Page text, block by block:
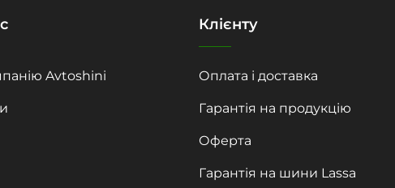
Avtoshini
Клієнту
Оплата і доставка
Гарантія на продукцію
Оферта
Гарантія на шини Lassa